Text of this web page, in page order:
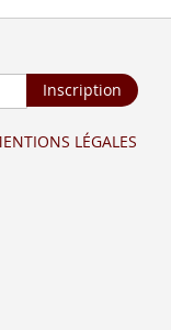
Inscription
LÉGALES